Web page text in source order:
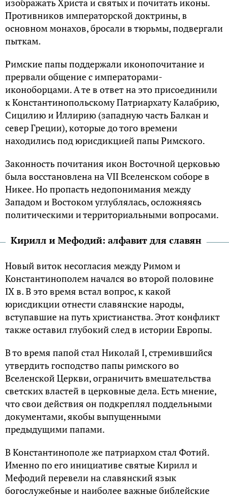
Противников императорской доктрины, в
основном монахов, бросали в тюрьмы, подвергали
пыткам.
Римские папы поддержали иконопочитание и
прервали общение с императорами-
иконоборцами. А те в ответ на это присоединили
к Константинопольскому Патриархату Калабрию,
Сицилию и Иллирию (западную часть Балкан и
север Греции), которые до того времени
находились под юрисдикцией папы Римского.
Законность почитания икон Восточной церковью
была восстановлена на VII Вселенском соборе в
Никее. Но пропасть недопонимания между
Западом и Востоком углублялась, осложняясь
политическими и территориальными вопросами.
Кирилл и Мефодий: алфавит для славян
Новый виток несогласия между Римом и
Константинополем начался во второй половине
IX в. В это время встал вопрос, к какой
юрисдикции отнести славянские народы,
вступавшие на путь христианства. Этот конфликт
также оставил глубокий след в истории Европы.
В то время папой стал Николай I, стремившийся
утвердить господство папы римского во
Вселенской Церкви, ограничить вмешательства
светских властей в церковные дела. Есть мнение,
что свои действия он подкреплял поддельными
документами, якобы выпущенными
предыдущими папами.
В Константинополе же патриархом стал Фотий.
Именно по его инициативе святые Кирилл и
Мефодий перевели на славянский язык
богослужебные и наиболее важные библейские